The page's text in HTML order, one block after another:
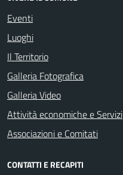
Eventi
Luoghi
Il Territorio
Galleria Fotografica
Galleria Video
Attività economiche e Servizi
Associazioni e Comitati
CONTATTI E RECAPITI